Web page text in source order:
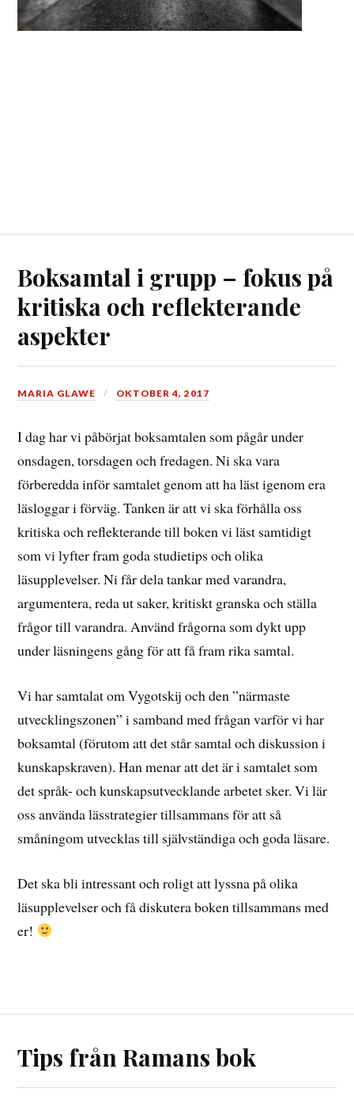
Boksamtal i grupp – fokus på
kritiska och reflekterande
aspekter
MARIA GLAWE OKTOBER 4, 2017
I dag har vi påbörjat boksamtalen som pågår under
onsdagen, torsdagen och fredagen. Ni ska vara
förberedda inför samtalet genom att ha läst igenom era
läsloggar i förväg. Tanken är att vi ska förhålla oss
kritiska och reflekterande till boken vi läst samtidigt
som vi lyfter fram goda studietips och olika
läsupplevelser. Ni får dela tankar med varandra,
argumentera, reda ut saker, kritiskt granska och ställa
frågor till varandra. Använd frågorna som dykt upp
under läsningens gång för att få fram rika samtal.
Vi har samtalat om Vygotskij och den ”närmaste
utvecklingszonen” i samband med frågan varför vi har
boksamtal (förutom att det står samtal och diskussion i
kunskapskraven). Han menar att det är i samtalet som
det språk- och kunskapsutvecklande arbetet sker. Vi lär
oss använda lässtrategier tillsammans för att så
småningom utvecklas till självständiga och goda läsare.
Det ska bli intressant och roligt att lyssna på olika
läsupplevelser och få diskutera boken tillsammans med
er!
Tips från Ramans bok